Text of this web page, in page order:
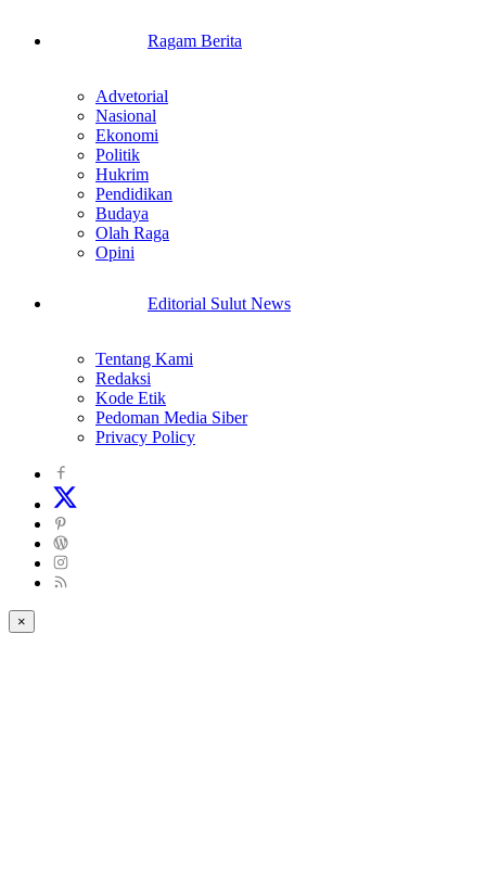
Ragam Berita
Advetorial
Nasional
Ekonomi
Politik
Hukrim
Pendidikan
Budaya
Olah Raga
Opini
Editorial Sulut News
Tentang Kami
Redaksi
Kode Etik
Pedoman Media Siber
Privacy Policy
×